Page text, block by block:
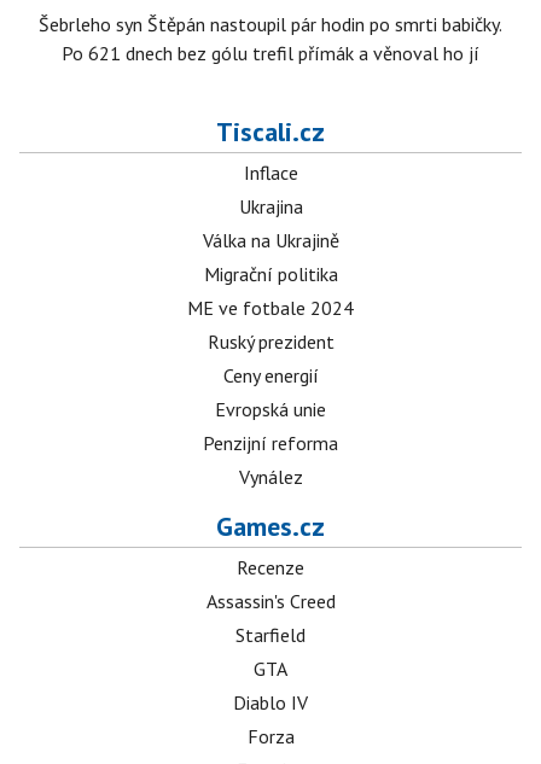
Šebrleho syn Štěpán nastoupil pár hodin po smrti babičky.
Po 621 dnech bez gólu trefil přímák a věnoval ho jí
Tiscali.cz
Inflace
Ukrajina
Válka na Ukrajině
Migrační politika
ME ve fotbale 2024
Ruský prezident
Ceny energií
Evropská unie
Penzijní reforma
Vynález
Games.cz
Recenze
Assassin's Creed
Starfield
GTA
Diablo IV
Forza